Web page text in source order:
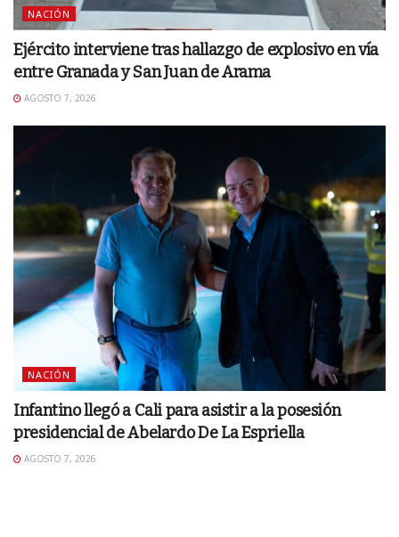
NACIÓN
Ejército interviene tras hallazgo de explosivo en vía
entre Granada y San Juan de Arama
AGOSTO 7, 2026
NACIÓN
Infantino llegó a Cali para asistir a la posesión
presidencial de Abelardo De La Espriella
AGOSTO 7, 2026